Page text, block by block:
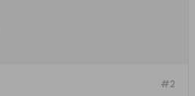
#2